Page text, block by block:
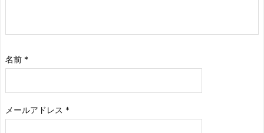
名前 *
メールアドレス *